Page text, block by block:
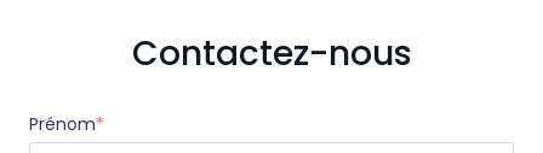
Contactez-nous
Prénom*